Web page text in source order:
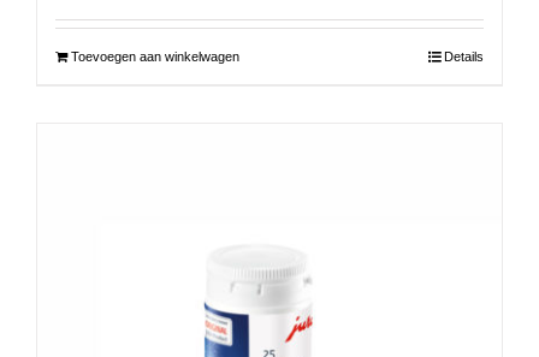
Toevoegen aan winkelwagen Details